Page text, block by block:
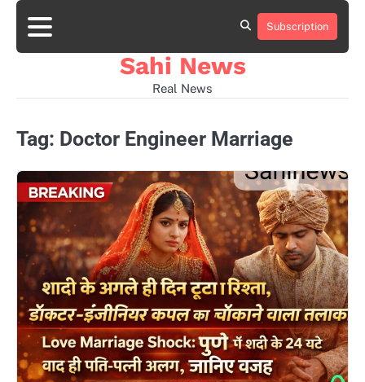
Skip
content
Home
news
viral
sports
desi
Subscription
Sahi News
Real News
Tag: Doctor Engineer Marriage